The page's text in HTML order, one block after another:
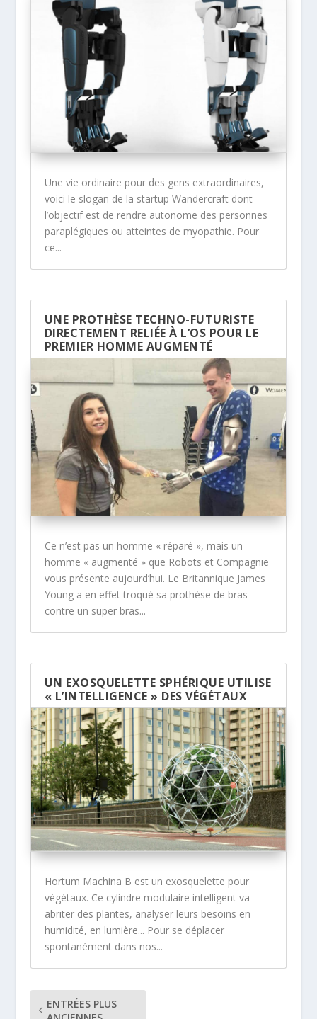
Une vie ordinaire pour des gens extraordinaires,
voici le slogan de la startup Wandercraft dont
l’objectif est de rendre autonome des personnes
paraplégiques ou atteintes de myopathie. Pour
ce...
UNE PROTHÈSE TECHNO-FUTURISTE
DIRECTEMENT RELIÉE À L’OS POUR LE
PREMIER HOMME AUGMENTÉ
Ce n’est pas un homme « réparé », mais un
homme « augmenté » que Robots et Compagnie
vous présente aujourd’hui. Le Britannique James
Young a en effet troqué sa prothèse de bras
contre un super bras...
UN EXOSQUELETTE SPHÉRIQUE UTILISE
« L’INTELLIGENCE » DES VÉGÉTAUX
Hortum Machina B est un exosquelette pour
végétaux. Ce cylindre modulaire intelligent va
abriter des plantes, analyser leurs besoins en
humidité, en lumière... Pour se déplacer
spontanément dans nos...
ENTRÉES PLUS